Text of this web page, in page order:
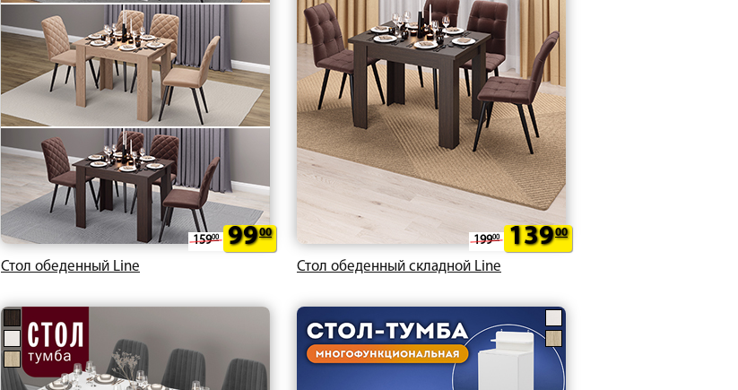
Стол обеденный Line
15900 9900
Стол обеденный складной Line
19900 13900